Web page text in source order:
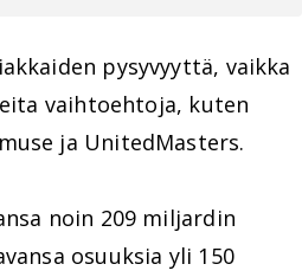
pysyvyyttä, vaikka
vaihtoehtoja, kuten
ja UnitedMasters.
noin 209 miljardin
osuuksia yli 150